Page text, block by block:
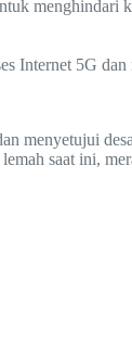
menghindari
Internet 5G
menyetujui
saat ini,